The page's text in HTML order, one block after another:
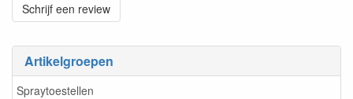
Artikelgroepen
Spraytoestellen
Schrijf een review